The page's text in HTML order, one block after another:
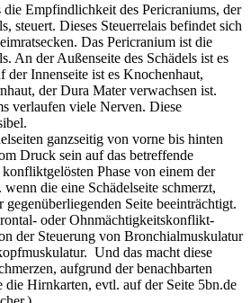
Empfindlichkeit des Pericraniums, der
steuert. Dieses Steuerrelais befindet sich
Das Pericranium ist die
An der Außenseite des Schädels ist es
Innenseite ist es Knochenhaut,
der Dura Mater verwachsen ist.
verlaufen viele Nerven. Diese
ganzseitig von vorne bis hinten
Druck sein auf das betreffende
Phase von einem der
die eine Schädelseite schmerzt,
gegenüberliegenden Seite beeinträchtigt.
oder Ohnmächtigkeitskonflikt-
der Steuerung von Bronchialmuskulatur
Und das macht diese
aufgrund der benachbarten
Hirnkarten, evtl. auf der Seite 5bn.de